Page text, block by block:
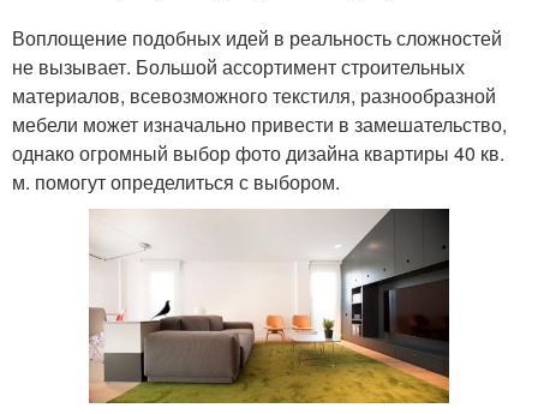
Воплощение подобных идей в реальность сложностей
не вызывает. Большой ассортимент строительных
материалов, всевозможного текстиля, разнообразной
мебели может изначально привести в замешательство,
однако огромный выбор фото дизайна квартиры 40 кв.
м. помогут определиться с выбором.